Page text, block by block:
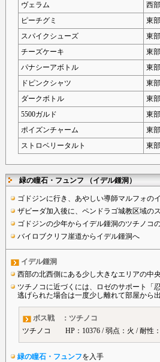
ヴェラム
西
ピーチグミ
東
スパイクシューズ
東
チーズケーキ
東
パナシーアボトル
東
ドピンクシャツ
東
ダークボトル
東
5500ガルド
東
ポイズンチャーム
東
ストロベリータルト
東
緑の瞳石・フュンフ （イデル鍾洞）
ゴドジンに行き、あやしい導師マルフォの
ザビーダ加入後に、ペンドラゴ城教区域の
ゴドジンの少年からイデル鍾洞のツチノコ
バイロブクリフ崖道からイデル鍾洞へ
イデル鍾洞
西部の北西側にある少し大きなエリアの中
ツチノコに近づくには、ロゼのサポート「
逃げられた場合は一度少し離れて部屋から
ボス戦 ：ツチノコ
ツチノコ HP：10376 / 弱点：火 / 耐性
緑の瞳石・フュンフを入手